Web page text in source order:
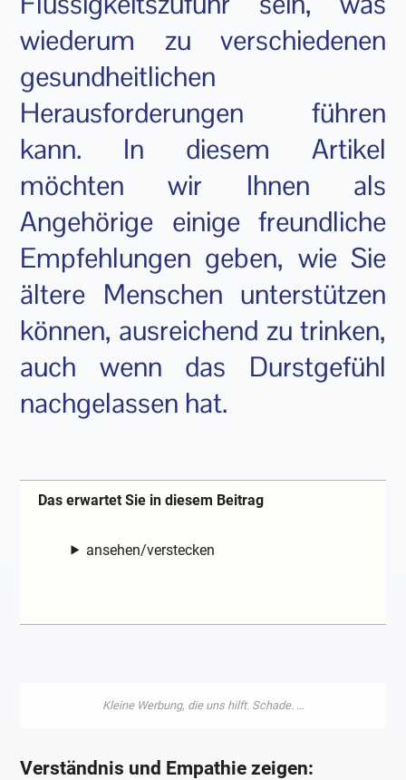
wiederum zu verschiedenen
gesundheitlichen
Herausforderungen führen
kann. In diesem Artikel
möchten wir Ihnen als
Angehörige einige freundliche
Empfehlungen geben, wie Sie
ältere Menschen unterstützen
können, ausreichend zu trinken,
auch wenn das Durstgefühl
nachgelassen hat.
Das erwartet Sie in diesem Beitrag
ansehen/verstecken
Verständnis und Empathie zeigen: